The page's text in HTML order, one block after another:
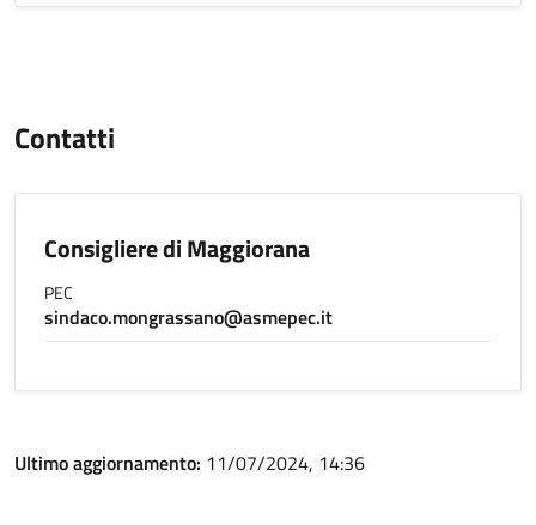
Contatti
Consigliere di Maggiorana
PEC
sindaco.mongrassano@asmepec.it
Ultimo aggiornamento: 11/07/2024, 14:36